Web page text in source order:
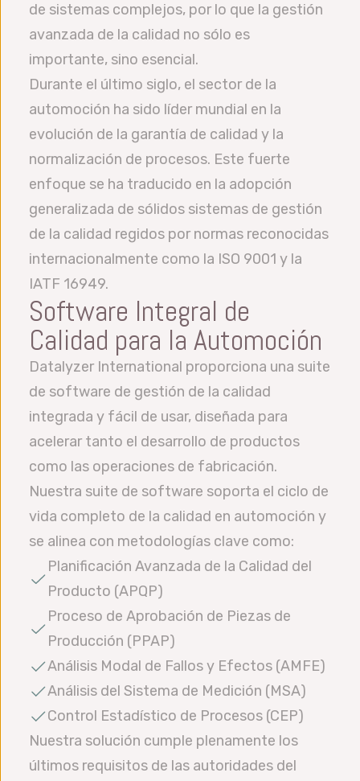
de sistemas complejos, por lo que la gestión
avanzada de la calidad no sólo es
importante, sino esencial.
Durante el último siglo, el sector de la
automoción ha sido líder mundial en la
evolución de la garantía de calidad y la
normalización de procesos. Este fuerte
enfoque se ha traducido en la adopción
generalizada de sólidos sistemas de gestión
de la calidad regidos por normas reconocidas
internacionalmente como la ISO 9001 y la
IATF 16949.
Software Integral de
Calidad para la Automoción
Datalyzer International proporciona una suite
de software de gestión de la calidad
integrada y fácil de usar, diseñada para
acelerar tanto el desarrollo de productos
como las operaciones de fabricación.
Nuestra suite de software soporta el ciclo de
vida completo de la calidad en automoción y
se alinea con metodologías clave como:
Planificación Avanzada de la Calidad del
Producto (APQP)
Proceso de Aprobación de Piezas de
Producción (PPAP)
Análisis Modal de Fallos y Efectos (AMFE)
Análisis del Sistema de Medición (MSA)
Control Estadístico de Procesos (CEP)
Nuestra solución cumple plenamente los
últimos requisitos de las autoridades del